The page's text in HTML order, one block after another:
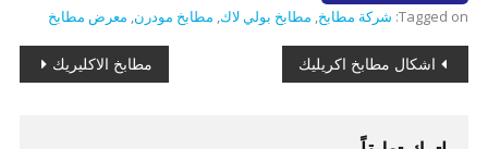
Tagged on: شركة مطابخ, مطابخ بولي لاك, مطابخ مودرن, معرض مطابخ
تصفّح
اشكال مطابخ اكريليك مطابخ الاكليريك